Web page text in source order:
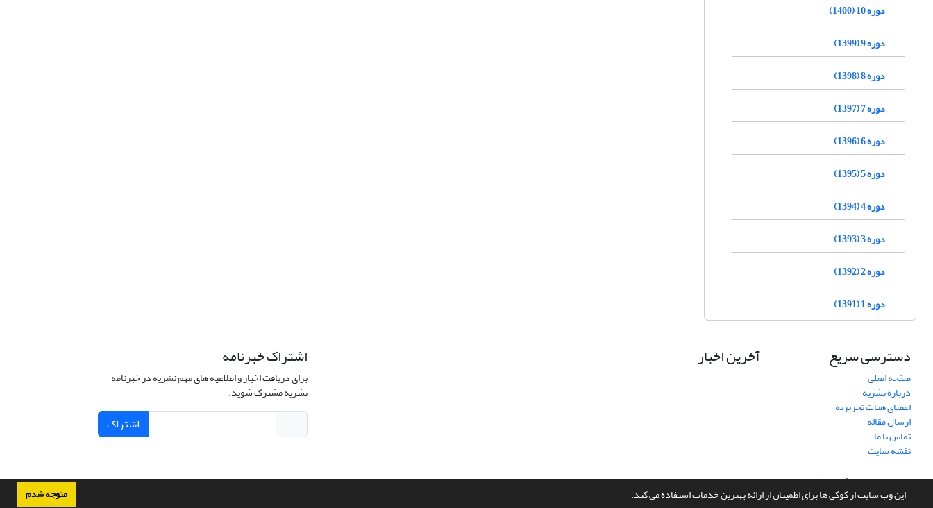
این وب سایت از کوکی ها برای اطمینان از ارائه بهترین خدمات استفاده می کند. متوجه شدم
دوره 10 (1400)
دوره 9 (1399)
دوره 8 (1398)
دوره 7 (1397)
دوره 6 (1396)
دوره 5 (1395)
دوره 4 (1394)
دوره 3 (1393)
دوره 2 (1392)
دوره 1 (1391)
دسترسی سریع
صفحه اصلی
درباره نشریه
اعضای هیات تحریریه
ارسال مقاله
تماس با ما
نقشه سایت
آخرین اخبار اشتراک خبرنامه
برای دریافت اخبار و اطلاعیه های مهم نشریه در خبرنامه
نشریه مشترک شوید.
اشتراک
سامانه مدیریت نشریات علمی.طراحی و پیاده سازی ازسیناوب